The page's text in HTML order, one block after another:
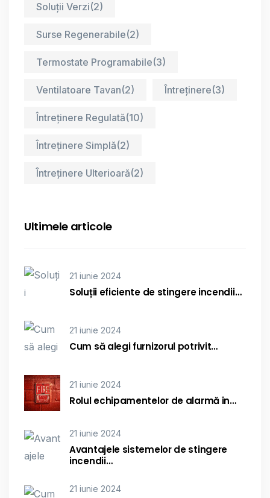
Soluții Verzi(2)
Surse Regenerabile(2)
Termostate Programabile(3)
Ventilatoare Tavan(2) Întreținere(3)
Întreținere Regulată(10)
Întreținere Simplă(2)
Întreținere Ulterioară(2)
Ultimele articole
21 iunie 2024
Soluții eficiente de stingere incendii…
21 iunie 2024
Cum să alegi furnizorul potrivit…
21 iunie 2024
Rolul echipamentelor de alarmă în…
21 iunie 2024
Avantajele sistemelor de stingere
incendii…
21 iunie 2024